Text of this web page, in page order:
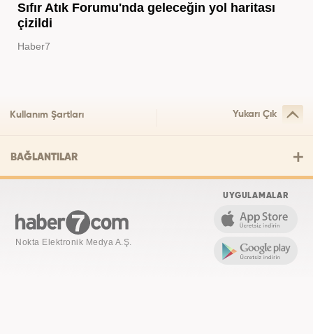
Sıfır Atık Forumu'nda geleceğin yol haritası
çizildi
Haber7
Kullanım Şartları Yukarı Çık
BAĞLANTILAR
Nokta Elektronik Medya A.Ş.
UYGULAMALAR